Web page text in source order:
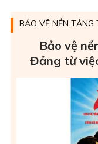
BẢO VỆ NỀN
Bảo vệ
Ðảng từ